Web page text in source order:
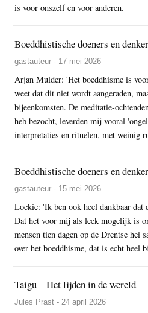
is voor onszelf en voor anderen.
Boeddhistische doeners en
gastauteur - 17 mei 2026
Arjan Mulder: 'Het boeddhisme is
weet dat dit niet wordt aangeraden,
bijeenkomsten. De meditatie-
heb bezocht, leverden mij vooral
interpretaties en rituelen, met weinig
Boeddhistische doeners en
gastauteur - 15 mei 2026
Loekie: 'Ik ben ook heel dankbaar
Dat het voor mij als leek mogelijk is
mensen tien dagen op de Drentse hei
over het boeddhisme, dat is echt heel
Taigu – Het lijden in de wereld
Jules Prast - 24 april 2026